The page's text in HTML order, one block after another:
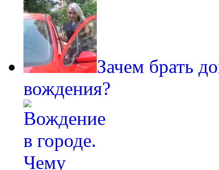
Зачем брать
вождения?